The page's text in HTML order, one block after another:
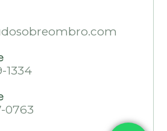
1334
0763